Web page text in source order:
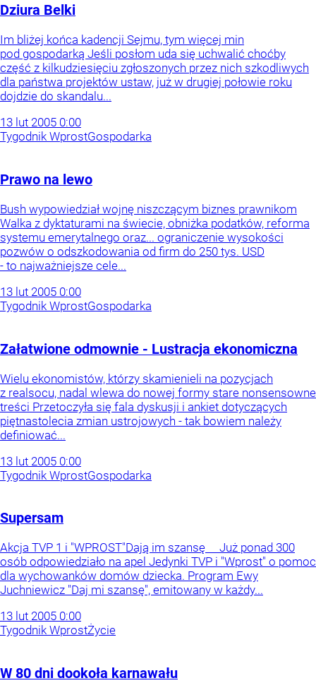
Dziura Belki
Im bliżej końca kadencji Sejmu, tym więcej min
pod gospodarką Jeśli posłom uda się uchwalić choćby
część z kilkudziesięciu zgłoszonych przez nich szkodliwych
dla państwa projektów ustaw, już w drugiej połowie roku
dojdzie do skandalu...
13 lut 2005 0:00
Tygodnik WprostGospodarka
Prawo na lewo
Bush wypowiedział wojnę niszczącym biznes prawnikom
Walka z dyktaturami na świecie, obniżka podatków, reforma
systemu emerytalnego oraz... ograniczenie wysokości
pozwów o odszkodowania od firm do 250 tys. USD
- to najważniejsze cele...
13 lut 2005 0:00
Tygodnik WprostGospodarka
Załatwione odmownie - Lustracja ekonomiczna
Wielu ekonomistów, którzy skamienieli na pozycjach
z realsocu, nadal wlewa do nowej formy stare nonsensowne
treści Przetoczyła się fala dyskusji i ankiet dotyczących
piętnastolecia zmian ustrojowych - tak bowiem należy
definiować...
13 lut 2005 0:00
Tygodnik WprostGospodarka
Supersam
Akcja TVP 1 i "WPROST"Dają im szansę Już ponad 300
osób odpowiedziało na apel Jedynki TVP i "Wprost" o pomoc
dla wychowanków domów dziecka. Program Ewy
Juchniewicz "Daj mi szansę", emitowany w każdy...
13 lut 2005 0:00
Tygodnik WprostŻycie
W 80 dni dookoła karnawału